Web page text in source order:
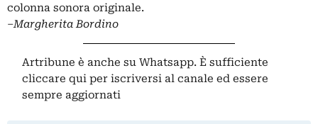
colonna sonora originale.
–Margherita Bordino
Artribune è anche su Whatsapp. È sufficiente
cliccare qui per iscriversi al canale ed essere
sempre aggiornati